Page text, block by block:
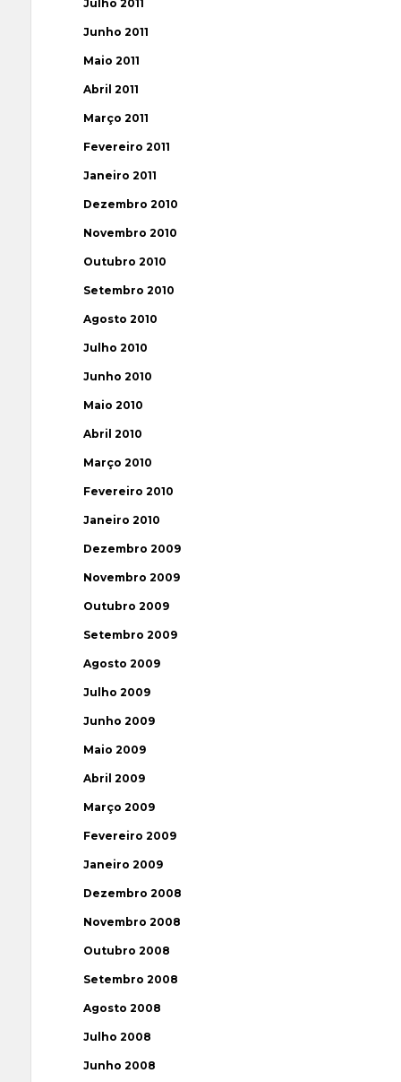
Julho 2011
Junho 2011
Maio 2011
Abril 2011
Março 2011
Fevereiro 2011
Janeiro 2011
Dezembro 2010
Novembro 2010
Outubro 2010
Setembro 2010
Agosto 2010
Julho 2010
Junho 2010
Maio 2010
Abril 2010
Março 2010
Fevereiro 2010
Janeiro 2010
Dezembro 2009
Novembro 2009
Outubro 2009
Setembro 2009
Agosto 2009
Julho 2009
Junho 2009
Maio 2009
Abril 2009
Março 2009
Fevereiro 2009
Janeiro 2009
Dezembro 2008
Novembro 2008
Outubro 2008
Setembro 2008
Agosto 2008
Julho 2008
Junho 2008